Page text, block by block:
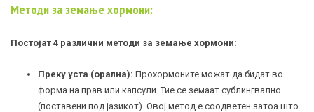
Методи за земање хормони:
Постојат 4 различни методи за земање хормони:
Преку уста (орална): Прохормоните можат да бидат во
форма на прав или капсули. Тие се земаат сублингвално
(поставени под јазикот). Овој метод е соодветен затоа што